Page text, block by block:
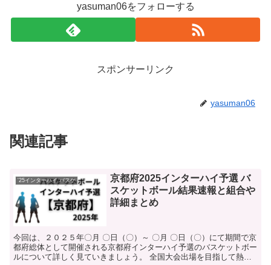
yasuman06をフォローする
スポンサーリンク
yasuman06
関連記事
'25インターハイ バスケ
京都府2025インターハイ予選 バ
スケットボール結果速報と組合や
詳細まとめ
今回は、２０２５年〇月 〇日（〇）～ 〇月 〇日（〇）にて期間で京
都府総体として開催される京都府インターハイ予選のバスケットボー
ルについて詳しく見ていきましょう。 全国大会出場を目指して熱い